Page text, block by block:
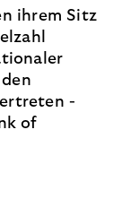
ihrem Sitz
-
of